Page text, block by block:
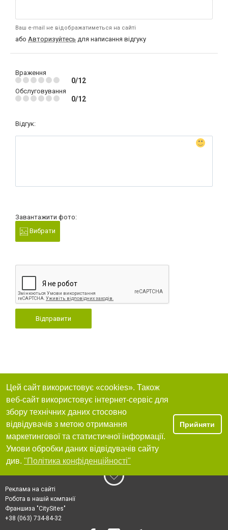
Ваш e-mail не відображатиметься на сайті
або Авторизуйтесь для написання відгуку
Враження
0/12
Обслуговування
0/12
Відгук:
Завантажити фото:
Вибрати
Відправити
Цей сайт використовує «cookies». Також
веб-сайт використовує інтернет-сервіс для
збору технічних даних стосовно
відвідувачів з метою отримання
маркетингової та статистичної інформації.
Умови обробки даних відвідувачів сайту
див. "Політика конфіденційності"
Прийняти
Реклама на сайті
Робота в нашій компанії
Франшиза "CitySites"
+38 (063) 734-84-32